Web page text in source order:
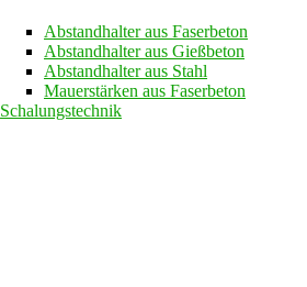
Abstandhalter aus Faserbeton
Abstandhalter aus Gießbeton
Abstandhalter aus Stahl
Mauerstärken aus Faserbeton
Schalungstechnik